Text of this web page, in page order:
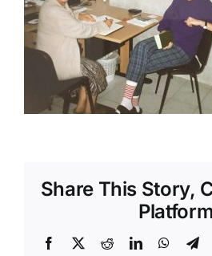
Shop
Tratamente
Iubim
Share This Story,
Facebook
X RedditLinkedIn